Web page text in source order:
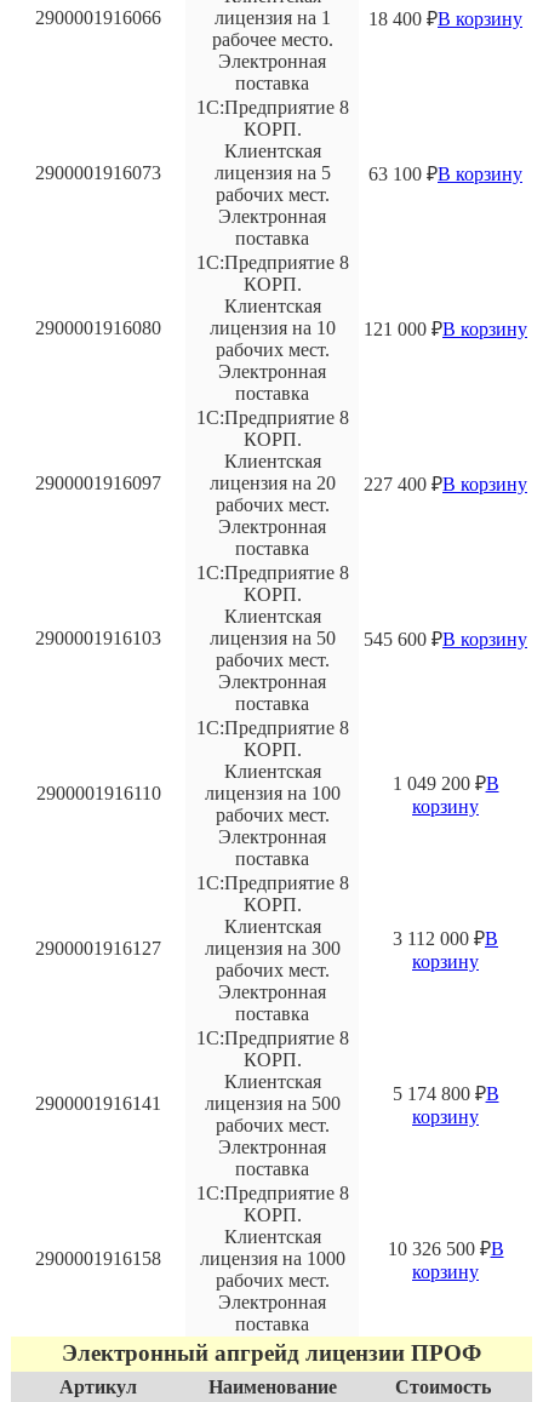
2900001916066
лицензия на 1
рабочее место.
Электронная
поставка
18 400 ₽В корзину
2900001916073
1С:Предприятие 8
КОРП.
Клиентская
лицензия на 5
рабочих мест.
Электронная
поставка
63 100 ₽В корзину
2900001916080
1С:Предприятие 8
КОРП.
Клиентская
лицензия на 10
рабочих мест.
Электронная
поставка
121 000 ₽В корзину
2900001916097
1С:Предприятие 8
КОРП.
Клиентская
лицензия на 20
рабочих мест.
Электронная
поставка
227 400 ₽В корзину
2900001916103
1С:Предприятие 8
КОРП.
Клиентская
лицензия на 50
рабочих мест.
Электронная
поставка
545 600 ₽В корзину
2900001916110
1С:Предприятие 8
КОРП.
Клиентская
лицензия на 100
рабочих мест.
Электронная
поставка
1 049 200 ₽В
корзину
2900001916127
1С:Предприятие 8
КОРП.
Клиентская
лицензия на 300
рабочих мест.
Электронная
поставка
3 112 000 ₽В
корзину
2900001916141
1С:Предприятие 8
КОРП.
Клиентская
лицензия на 500
рабочих мест.
Электронная
поставка
5 174 800 ₽В
корзину
2900001916158
1С:Предприятие 8
КОРП.
Клиентская
лицензия на 1000
рабочих мест.
Электронная
поставка
10 326 500 ₽В
корзину
Электронный апгрейд лицензии ПРОФ
Артикул Наименование Стоимость